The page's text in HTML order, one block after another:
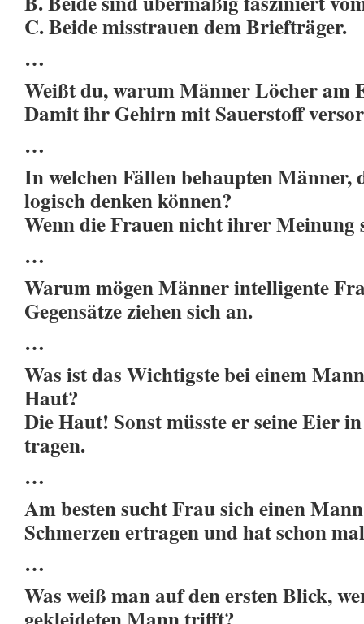
C. Beide misstrauen dem Briefträger.
…
Weißt du, warum Männer Löcher am
Damit ihr Gehirn mit Sauerstoff
…
In welchen Fällen behaupten Männer,
logisch denken können?
Wenn die Frauen nicht ihrer Meinung
…
Warum mögen Männer intelligente
Gegensätze ziehen sich an.
…
Was ist das Wichtigste bei einem
Haut?
Die Haut! Sonst müsste er seine Eier
tragen.
…
Am besten sucht Frau sich einen
Schmerzen ertragen und hat schon
…
Was weiß man auf den ersten Blick,